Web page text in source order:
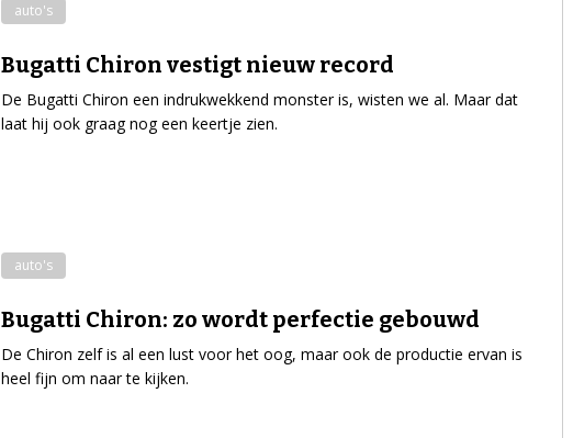
auto's
Bugatti Chiron vestigt nieuw record
De Bugatti Chiron een indrukwekkend monster is, wisten we al. Maar dat
laat hij ook graag nog een keertje zien.
auto's
Bugatti Chiron: zo wordt perfectie gebouwd
De Chiron zelf is al een lust voor het oog, maar ook de productie ervan is
heel fijn om naar te kijken.